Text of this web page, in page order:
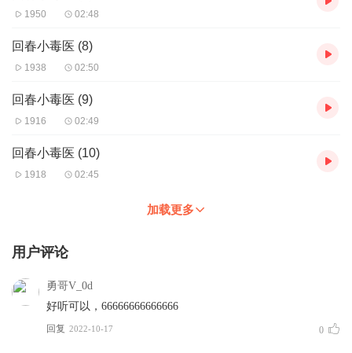
1950 02:48
回春小毒医 (8)
1938 02:50
回春小毒医 (9)
1916 02:49
回春小毒医 (10)
1918 02:45
加载更多
用户评论
勇哥V_0d
好听可以，66666666666666
回复 2022-10-17 0